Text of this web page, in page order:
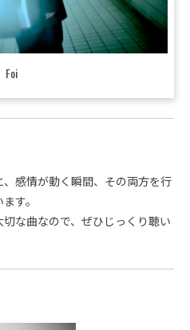
Foi
感情が動く瞬間、その両方を行
す。
な曲なので、ぜひじっくり聴い